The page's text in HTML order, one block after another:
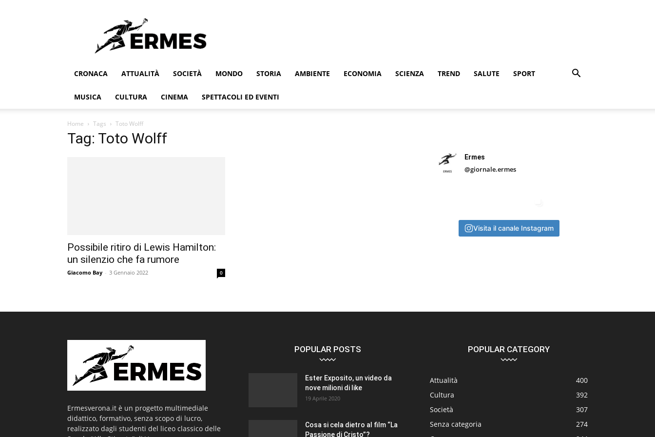
CRONACA ATTUALITÀ SOCIETÀ MONDO STORIA AMBIENTE ECONOMIA SCIENZA TREND SALUTE SPORT
MUSICA CULTURA CINEMA SPETTACOLI ED EVENTI
Home Tags Toto Wolff
Tag: Toto Wolff
Possibile ritiro di Lewis Hamilton:
un silenzio che fa rumore
Giacomo Bay - 3 Gennaio 2022 0
Ermes
@giornale.ermes
Visita il canale Instagram
Ermesverona.it è un progetto multimediale
didattico, formativo, senza scopo di lucro,
realizzato dagli studenti del liceo classico delle
POPULAR POSTS
Ester Exposito, un video da
nove milioni di like
19 Aprile 2020
Cosa si cela dietro al film “La
Passione di Cristo”?
POPULAR CATEGORY
Attualità
400
Cultura
392
Società
307
Senza categoria
274